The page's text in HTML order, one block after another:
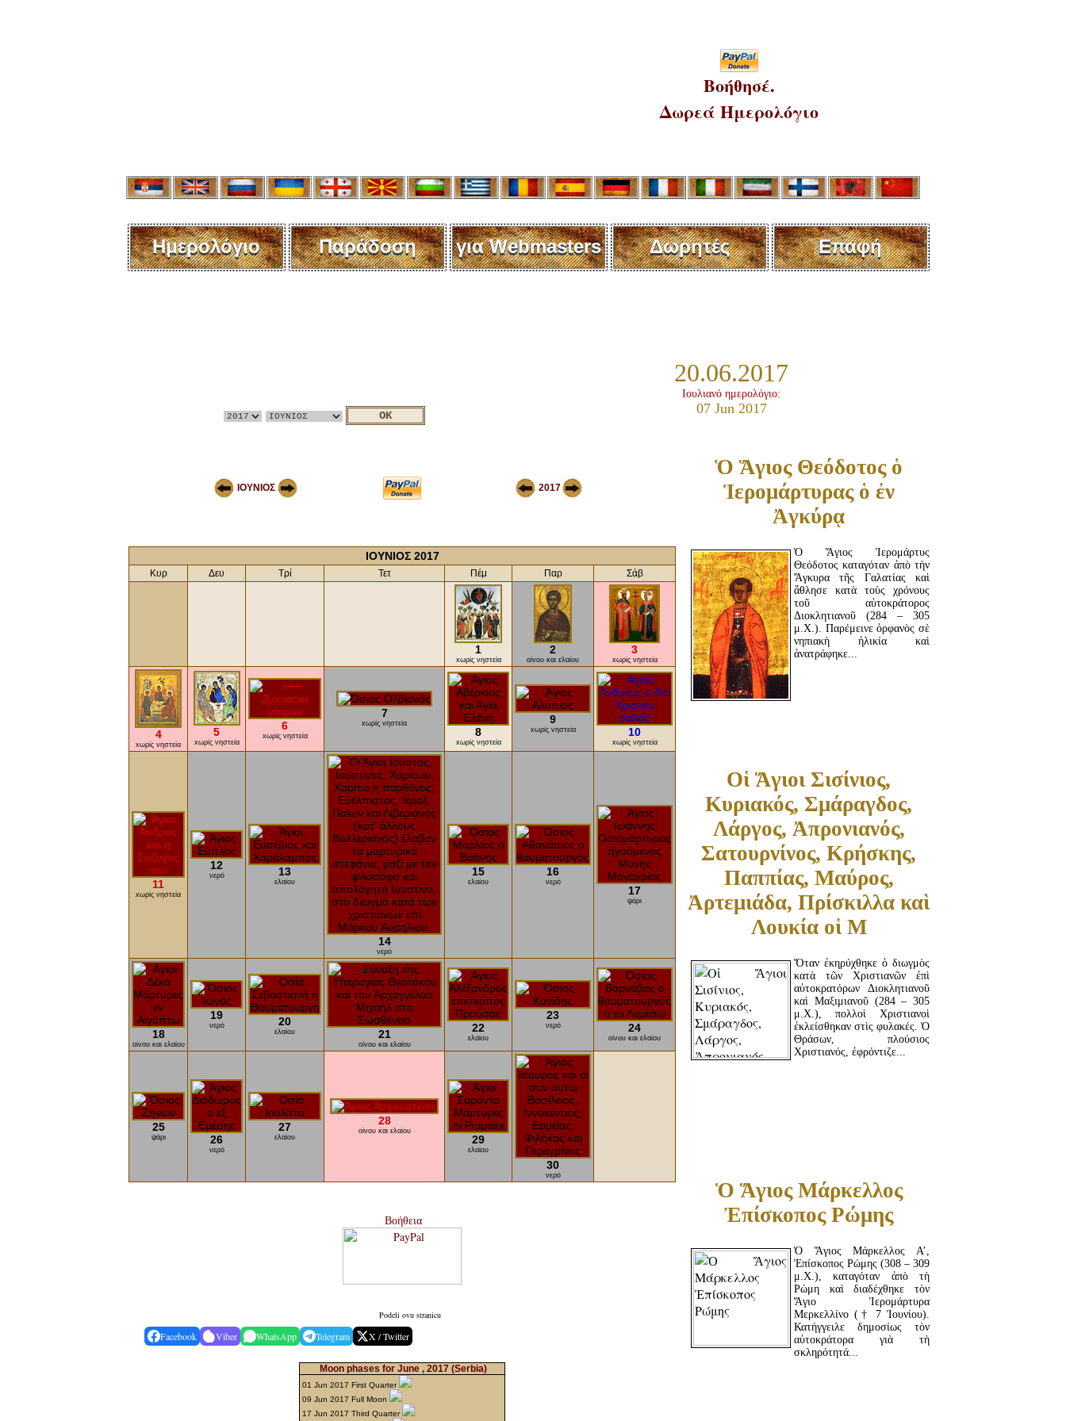
Βοήθησέ.
Δωρεά Ημερολόγιο
Ημερολόγιο Παράδοση για Webmasters Δωρητές Επαφή
20.06.2017
Ιουλιανό ημερολόγιο:
07 Jun 2017
ΙΟΥΝΙΟΣ 2017
Ὁ Ἅγιος Θεόδοτος ὁ
Ἱερομάρτυρας ὁ ἐν
Ἀγκύρᾳ
Ὁ Ἅγιος Ἱερομάρτυς
Θεόδοτος καταγόταν ἀπὸ τὴν
Ἄγκυρα τῆς Γαλατίας καὶ
ἄθλησε κατὰ τοὺς χρόνους
τοῦ αὐτοκράτορος
Διοκλητιανοῦ (284 – 305
μ.Χ.). Παρέμεινε ὀρφανὸς σὲ
νηπιακὴ ἡλικία καὶ
ἀνατράφηκε...
Οἱ Ἅγιοι Σισίνιος,
Κυριακός, Σμάραγδος,
Λάργος, Ἀπρονιανός,
Σατουρνίνος, Κρήσκης,
Παππίας, Μαύρος,
Ἀρτεμιάδα, Πρίσκιλλα καὶ
Λουκία οἱ Μ
Ὅταν ἐκηρύχθηκε ὁ διωγμὸς
κατὰ τῶν Χριστιανῶν ἐπὶ
αὐτοκρατόρων Διοκλητιανοῦ
καὶ Μαξιμιανοῦ (284 – 305
μ.Χ.), πολλοὶ Χριστιανοὶ
ἐκλείσθηκαν στὶς φυλακές. Ὁ
Θράσων, πλούσιος
Χριστιανός, ἐφρόντιζε...
Ὁ Ἅγιος Μάρκελλος
Ἐπίσκοπος Ρώμης
Ὁ Ἅγιος Μάρκελλος Α’,
Ἐπίσκοπος Ρώμης (308 – 309
μ.Χ.), καταγόταν ἀπὸ τὴ
Ρώμη καὶ διαδέχθηκε τὸν
Ἅγιο Ἱερομάρτυρα
Μερκελλίνο († 7 Ἰουνίου).
Κατήγγειλε δημοσίως τὸν
αὐτοκράτορα γιὰ τὴ
σκληρότητά...
ΙΟΥΝΙΟΣ 2017
Κυρ Δευ Τρί Τετ Πέμ Παρ Σάβ
1
xωρίς νηστεία
2
οίνου και ελαίου
3
xωρίς νηστεία
4
xωρίς νηστεία
5
xωρίς νηστεία
6
xωρίς νηστεία
7
xωρίς νηστεία
8
xωρίς νηστεία
9
xωρίς νηστεία 10
xωρίς νηστεία
11
xωρίς νηστεία
12
νερό 13
ελαίου
14
νερό
15
ελαίου
16
νερό
17
ψάρι
18
οίνου και ελαίου
19
νερό 20
ελαίου 21
οίνου και ελαίου
22
ελαίου
23
νερό 24
οίνου και ελαίου
25
ψάρι 26
νερό
27
ελαίου
28
οίνου και ελαίου
29
ελαίου
30
νερό
Βοήθεια
Podeli ovu stranicu
Facebook Viber WhatsApp Telegram X / Twitter
Moon phases for June , 2017 (Serbia)
01 Jun 2017 First Quarter
09 Jun 2017 Full Moon
17 Jun 2017 Third Quarter